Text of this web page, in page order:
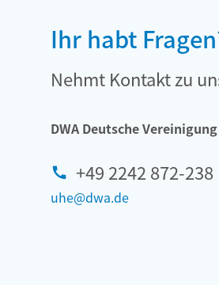
Ihr habt
Nehmt Kontakt zu
DWA Deutsche
+49 2242 872-238
uhe@dwa.de